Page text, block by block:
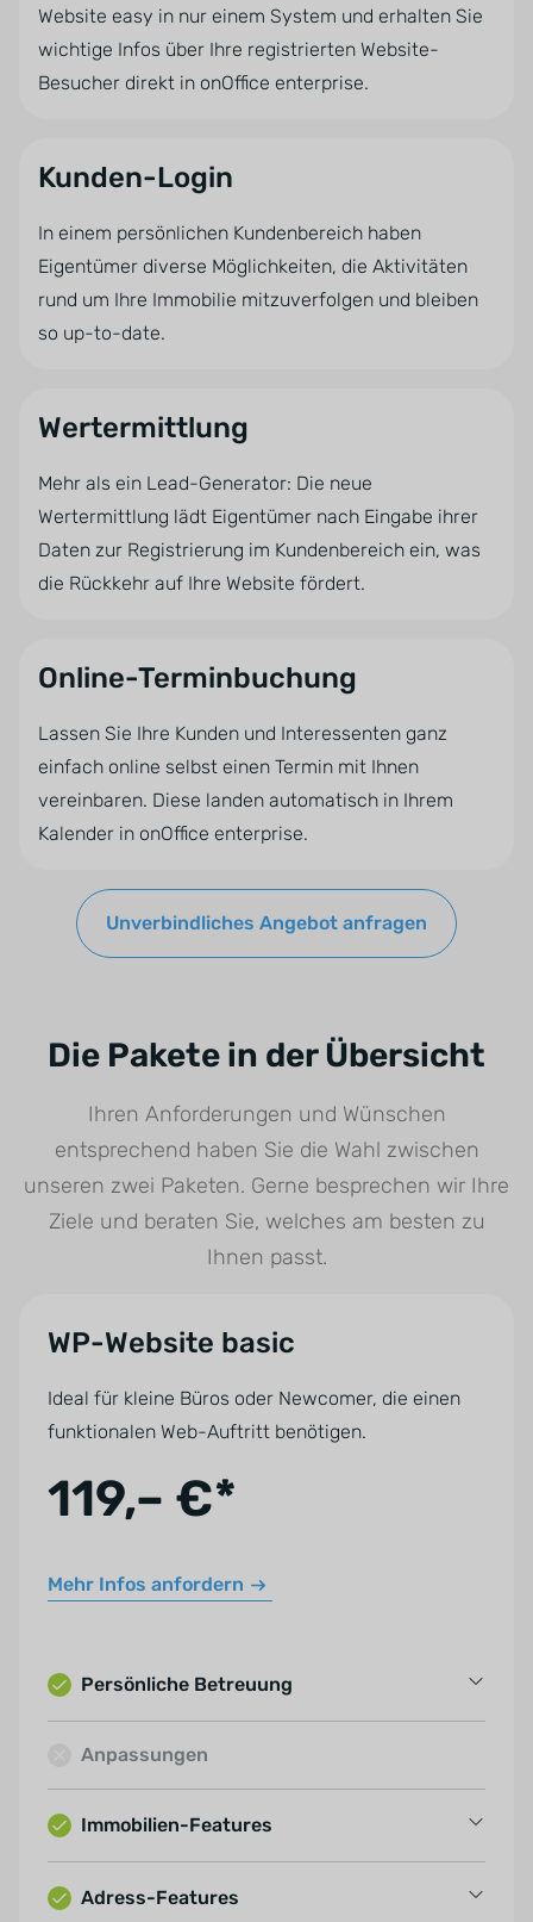
Website easy in nur einem System und erhalten Sie
wichtige Infos über Ihre registrierten Website-
Besucher direkt in onOffice enterprise.
Kunden-Login
In einem persönlichen Kundenbereich haben
Eigentümer diverse Möglichkeiten, die Aktivitäten
rund um Ihre Immobilie mitzuverfolgen und bleiben
so up-to-date.
Wertermittlung
Mehr als ein Lead-Generator: Die neue
Wertermittlung lädt Eigentümer nach Eingabe ihrer
Daten zur Registrierung im Kundenbereich ein, was
die Rückkehr auf Ihre Website fördert.
Online-Terminbuchung
Lassen Sie Ihre Kunden und Interessenten ganz
einfach online selbst einen Termin mit Ihnen
vereinbaren. Diese landen automatisch in Ihrem
Kalender in onOffice enterprise.
Unverbindliches Angebot anfragen
Die Pakete in der Übersicht
Ihren Anforderungen und Wünschen
entsprechend haben Sie die Wahl zwischen
unseren zwei Paketen. Gerne besprechen wir Ihre
Ziele und beraten Sie, welches am besten zu
Ihnen passt.
WP-Website basic
Ideal für kleine Büros oder Newcomer, die einen
funktionalen Web-Auftritt benötigen.
119,– €*
Mehr Infos anfordern
Persönliche Betreuung
Videos zur WordPress-Schulung
Individuelles Reporting-Dashboard
Anpassungen
Immobilien-Features
Adress-Features